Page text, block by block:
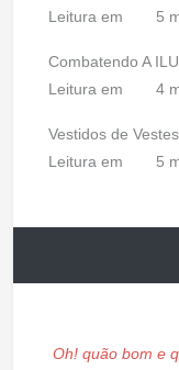
Leitura em
5
Combatendo A
Leitura em
4
Vestidos de
Leitura em
5
Oh! quão bom e